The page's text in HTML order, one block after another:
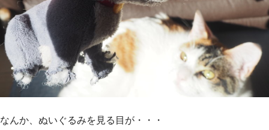
なんか、ぬいぐるみを見る目が・・・